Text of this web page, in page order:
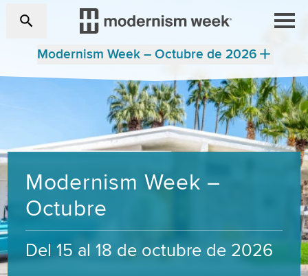
Modernism Week – Octubre de 2026
Modernism Week –
Octubre
Del 15 al 18 de octubre de 2026